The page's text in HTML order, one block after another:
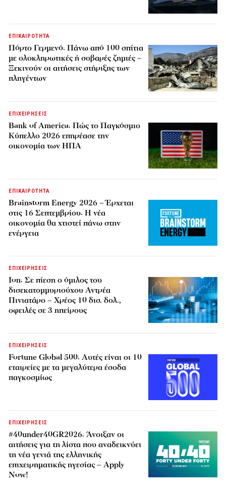
ΕΠΙΚΑΙΡΟΤΗΤΑ
Πόρτο Γερμενό: Πάνω από 100 σπίτια
με ολοκληρωτικές ή σοβαρές ζημιές –
Ξεκινούν οι αιτήσεις στήριξης των
πληγέντων
ΕΠΙΧΕΙΡΗΣΕΙΣ
Bank of America: Πώς το Παγκόσμιο
Κύπελλο 2026 επηρέασε την
οικονομία των ΗΠΑ
ΕΠΙΚΑΙΡΟΤΗΤΑ
Brainstorm Energy 2026 – Έρχεται
στις 16 Σεπτεμβρίου: Η νέα
οικονομία θα χτιστεί πάνω στην
ενέργεια
ΕΠΙΧΕΙΡΗΣΕΙΣ
Ion: Σε πίεση ο όμιλος του
δισεκατομμυριούχου Αντρέα
Πινιατάρο – Χρέος 10 δισ. δολ.,
οφειλές σε 3 ηπείρους
ΕΠΙΧΕΙΡΗΣΕΙΣ
Fortune Global 500: Αυτές είναι οι 10
εταιρείες με τα μεγαλύτερα έσοδα
παγκοσμίως
ΕΠΙΧΕΙΡΗΣΕΙΣ
#40under40GR2026: Άνοιξαν οι
αιτήσεις για τη λίστα που αναδεικνύει
τη νέα γενιά της ελληνικής
επιχειρηματικής ηγεσίας – Apply
Now!